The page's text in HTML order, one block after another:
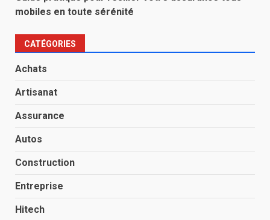
mobiles en toute sérénité
CATÉGORIES
Achats
Artisanat
Assurance
Autos
Construction
Entreprise
Hitech